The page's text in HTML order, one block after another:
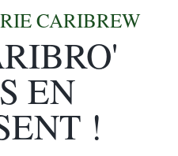
CARIBREW
EN
!